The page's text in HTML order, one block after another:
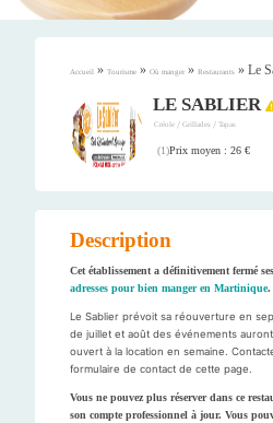
Accueil » Tourisme » Où manger » Restaurants » Le
LE SABLIER
Créole /Grillades /Tapas
(1)Prix moyen : 26 €
Description
Cet établissement a définitivement fermé
adresses pour bien manger en Martinique.
Le Sablier prévoit sa réouverture en
de juillet et août des événements
ouvert à la location en semaine.
formulaire de contact de cette page.
Vous ne pouvez plus réserver dans ce
son compte professionnel à jour. Vous